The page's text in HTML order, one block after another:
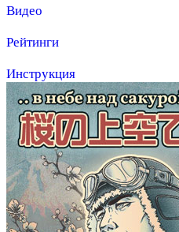
Видео
Рейтинги
Инструкция